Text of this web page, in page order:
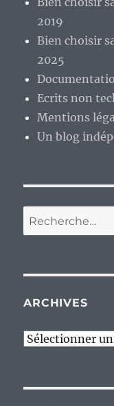
2019
Bien choisir
2025
Ecrits non
Mentions
Un blog
Recherche
pour :
ARCHIVES
Archives